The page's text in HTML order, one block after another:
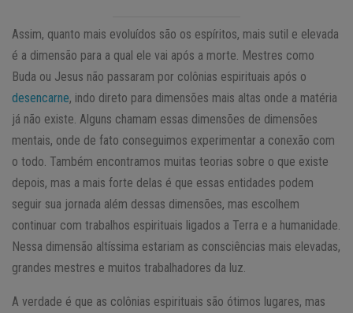
Assim, quanto mais evoluídos são os espíritos, mais sutil e elevada
é a dimensão para a qual ele vai após a morte. Mestres como
Buda ou Jesus não passaram por colônias espirituais após o
desencarne, indo direto para dimensões mais altas onde a matéria
já não existe. Alguns chamam essas dimensões de dimensões
mentais, onde de fato conseguimos experimentar a conexão com
o todo. Também encontramos muitas teorias sobre o que existe
depois, mas a mais forte delas é que essas entidades podem
seguir sua jornada além dessas dimensões, mas escolhem
continuar com trabalhos espirituais ligados a Terra e a humanidade.
Nessa dimensão altíssima estariam as consciências mais elevadas,
grandes mestres e muitos trabalhadores da luz.
A verdade é que as colônias espirituais são ótimos lugares, mas